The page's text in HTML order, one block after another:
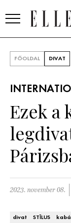
SZÉPSÉG
KULTÚRA
ÉLETMÓD
PÁRKAPCSOLAT
FŐOLDAL DIVAT
Ezek a
2023. november 08.
divat STÍLUS